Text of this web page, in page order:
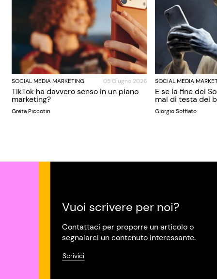
SOCIAL MEDIA MARKETING 05 Giugno 2026
TikTok ha davvero senso in un piano
marketing?
Greta Piccotin
SOCIAL MEDIA
E se la fine dei
mal di testa dei
Giorgio Soffiato
Vuoi scrivere per noi?
Contattaci per proporre un articolo o
segnalarci un contenuto interessante.
Scrivici